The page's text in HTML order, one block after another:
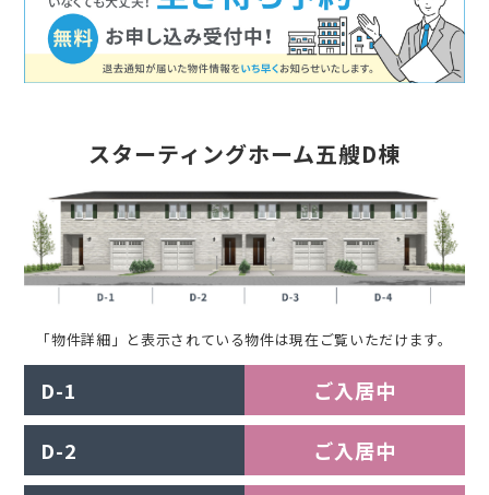
スターティングホーム五艘D棟
「物件詳細」と表示されている物件は現在ご覧いただけます。
D-1 ご入居中
D-2 ご入居中